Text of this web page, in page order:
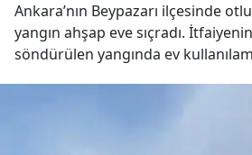
Ankara’nın Beypazarı ilçesinde
yangın ahşap eve sıçradı.
söndürülen yangında ev